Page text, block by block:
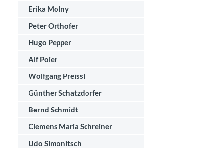
Erika Molny
Peter Orthofer
Hugo Pepper
Alf Poier
Wolfgang Preissl
Günther Schatzdorfer
Bernd Schmidt
Clemens Maria Schreiner
Udo Simonitsch